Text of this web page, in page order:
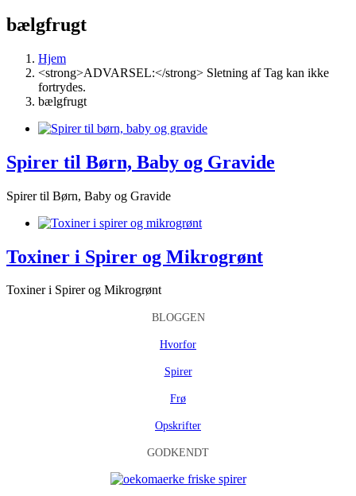
bælgfrugt
Hjem
<strong>ADVARSEL:</strong> Sletning af Tag kan ikke
fortrydes.
bælgfrugt
Spirer til Børn, Baby og Gravide
Spirer til Børn, Baby og Gravide
Toxiner i Spirer og Mikrogrønt
Toxiner i Spirer og Mikrogrønt
BLOGGEN
Hvorfor
Spirer
Frø
Opskrifter
GODKENDT